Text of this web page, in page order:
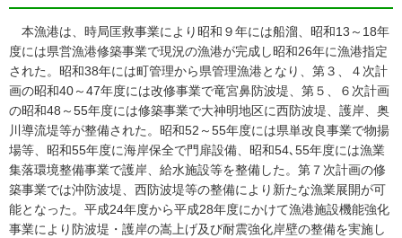
本漁港は、時局匡救事業により昭和９年には船溜、昭和13～18年
度には県営漁港修築事業で現況の漁港が完成し昭和26年に漁港指定
された。昭和38年には町管理から県管理漁港となり、第３、４次計
画の昭和40～47年度には改修事業で竜宮鼻防波堤、第５、６次計画
の昭和48～55年度には修築事業で大神明地区に西防波堤、護岸、奥
川導流堤等が整備された。昭和52～55年度には県単改良事業で物揚
場等、昭和55年度に海岸保全で門扉設備、昭和54､55年度には漁業
集落環境整備事業で護岸、給水施設等を整備した。第７次計画の修
築事業では沖防波堤、西防波堤等の整備により新たな漁業展開が可
能となった。平成24年度から平成28年度にかけて漁港施設機能強化
事業により防波堤・護岸の嵩上げ及び耐震強化岸壁の整備を実施し